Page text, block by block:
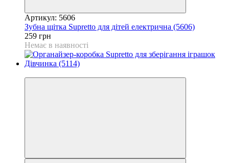
Артикул: 5606
Зубна щітка Supretto для дітей електрична (5606)
259 грн
Немає в наявності